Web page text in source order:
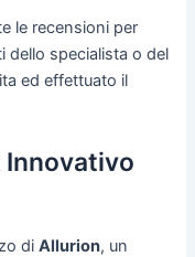
le recensioni per
dello specialista o del
ed effettuato il
diAllurion, un